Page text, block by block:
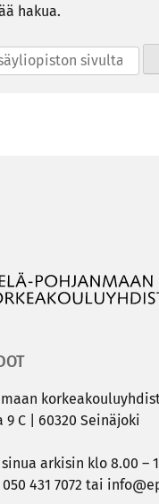
hakua.
sivulta
9 C | 60320 Sei­nä­jo­ki
ar­ki­sin klo 8.00 –
050 431 7072 tai